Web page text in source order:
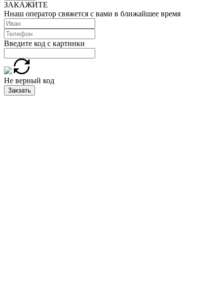
ЗАКАЖИТЕ
Ннаш оператор свяжется с вами в ближайшее время
Введите код с картинки
Не верный код
Закзать